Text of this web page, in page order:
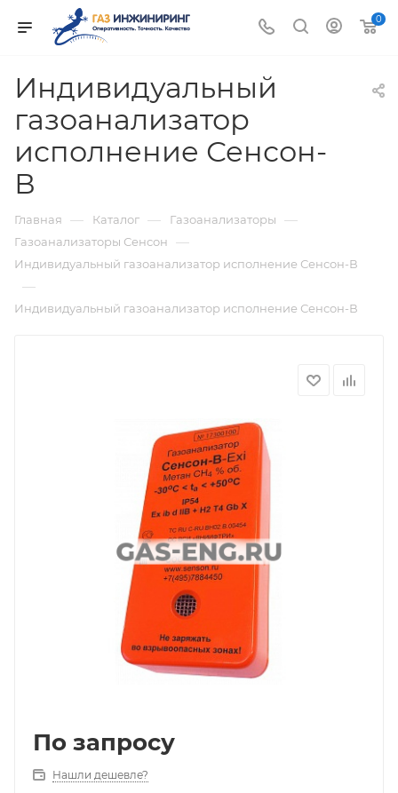
0
Индивидуальный
газоанализатор
исполнение Сенсон-
В
Главная — Каталог — Газоанализаторы —
Газоанализаторы Сенсон —
Индивидуальный газоанализатор исполнение Сенсон-В
—
Индивидуальный газоанализатор исполнение Сенсон-В
По запросу
Нашли дешевле?